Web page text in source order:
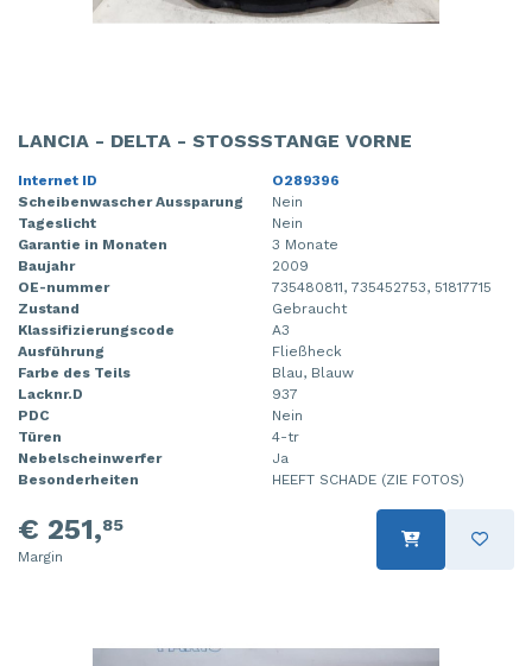
LANCIA - DELTA - STOSSSTANGE VORNE
Internet ID
O289396
Scheibenwascher Aussparung
Nein
Tageslicht
Nein
Garantie in Monaten
3 Monate
Baujahr
2009
OE-nummer
735480811, 735452753, 51817715
Zustand
Gebraucht
Klassifizierungscode
A3
Ausführung
Fließheck
Farbe des Teils
Blau, Blauw
Lacknr.D
937
PDC
Nein
Türen
4-tr
Nebelscheinwerfer
Ja
Besonderheiten
HEEFT SCHADE (ZIE FOTOS)
€ 251,85
Margin